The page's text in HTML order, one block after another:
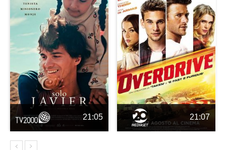
21:05 21:07